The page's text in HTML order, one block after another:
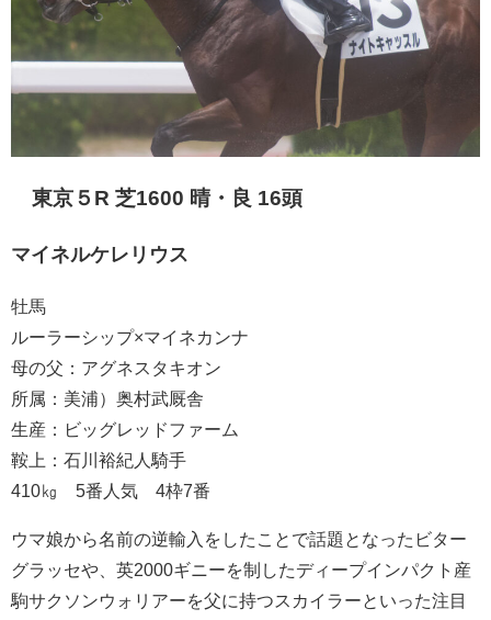
東京５R 芝1600 晴・良 16頭
マイネルケレリウス
牡馬
ルーラーシップ×マイネカンナ
母の父：アグネスタキオン
所属：美浦）奥村武厩舎
生産：ビッグレッドファーム
鞍上：石川裕紀人騎手
410㎏ 5番人気 4枠7番
ウマ娘から名前の逆輸入をしたことで話題となったビター
グラッセや、英2000ギニーを制したディープインパクト産
駒サクソンウォリアーを父に持つスカイラーといった注目